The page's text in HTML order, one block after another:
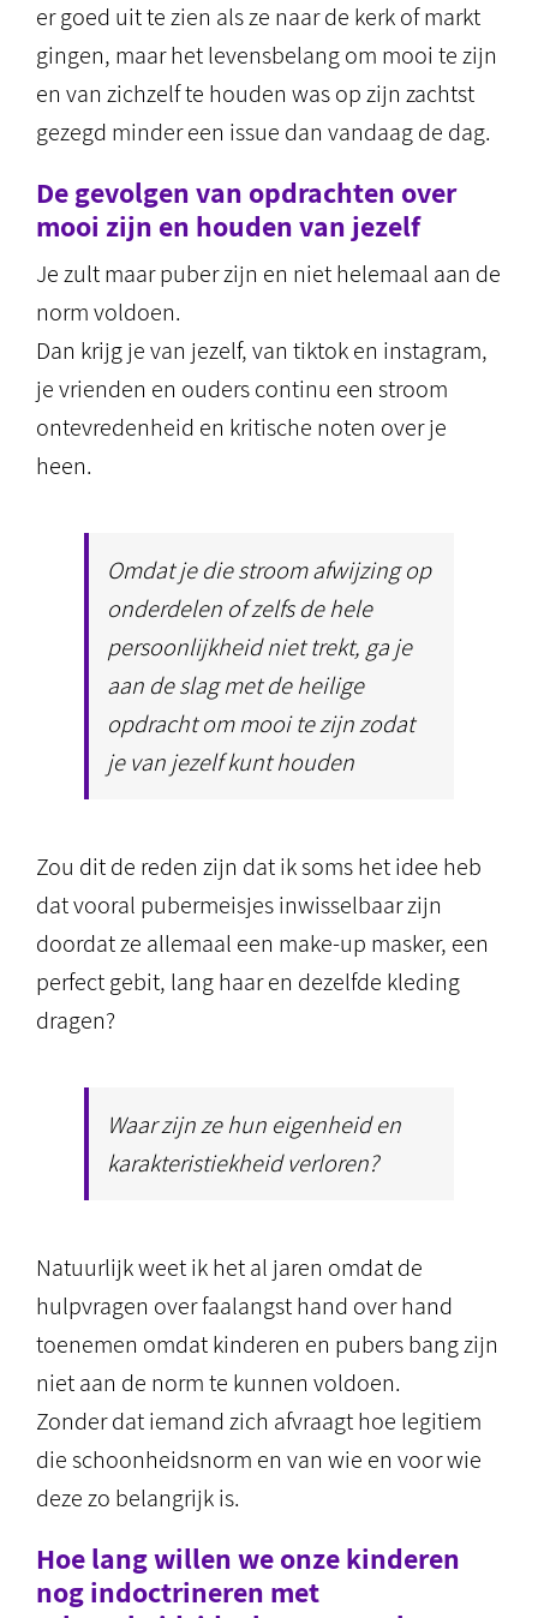
er goed uit te zien als ze naar de kerk of markt
gingen, maar het levensbelang om mooi te zijn
en van zichzelf te houden was op zijn zachtst
gezegd minder een issue dan vandaag de dag.
De gevolgen van opdrachten over
mooi zijn en houden van jezelf
Je zult maar puber zijn en niet helemaal aan de
norm voldoen.
Dan krijg je van jezelf, van tiktok en instagram,
je vrienden en ouders continu een stroom
ontevredenheid en kritische noten over je
heen.
Omdat je die stroom afwijzing op
onderdelen of zelfs de hele
persoonlijkheid niet trekt, ga je
aan de slag met de heilige
opdracht om mooi te zijn zodat
je van jezelf kunt houden
Zou dit de reden zijn dat ik soms het idee heb
dat vooral pubermeisjes inwisselbaar zijn
doordat ze allemaal een make-up masker, een
perfect gebit, lang haar en dezelfde kleding
dragen?
Waar zijn ze hun eigenheid en
karakteristiekheid verloren?
Natuurlijk weet ik het al jaren omdat de
hulpvragen over faalangst hand over hand
toenemen omdat kinderen en pubers bang zijn
niet aan de norm te kunnen voldoen.
Zonder dat iemand zich afvraagt hoe legitiem
die schoonheidsnorm en van wie en voor wie
deze zo belangrijk is.
Hoe lang willen we onze kinderen
nog indoctrineren met